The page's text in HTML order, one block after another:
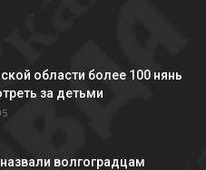
области более 100 нянь
за детьми
волгоградцам